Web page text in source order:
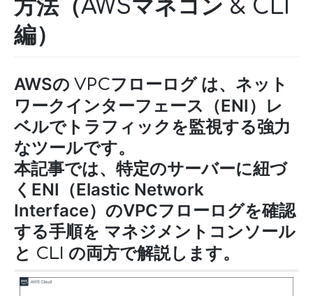
方法（AWSマネコン & CLI
編）
AWSの VPCフローログは、ネット
ワークインターフェース（ENI）レ
ベルでトラフィックを監視する強力
なツールです。
本記事では、特定のサーバーに紐づ
くENI（Elastic Network
Interface）のVPCフローログを確認
する手順を マネジメントコンソール
と CLI の両方で解説します。